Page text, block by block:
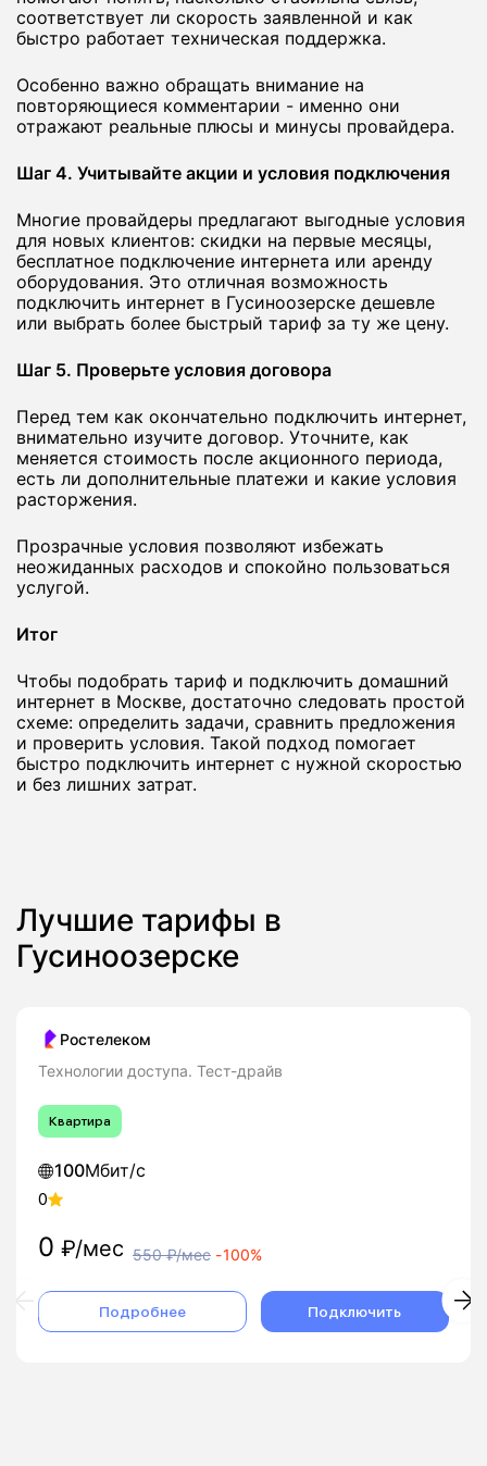
соответствует ли скорость заявленной и как
быстро работает техническая поддержка.
Особенно важно обращать внимание на
повторяющиеся комментарии - именно они
отражают реальные плюсы и минусы провайдера.
Шаг 4. Учитывайте акции и условия подключения
Многие провайдеры предлагают выгодные условия
для новых клиентов: скидки на первые месяцы,
бесплатное подключение интернета или аренду
оборудования. Это отличная возможность
подключить интернет в Гусиноозерске дешевле
или выбрать более быстрый тариф за ту же цену.
Шаг 5. Проверьте условия договора
Перед тем как окончательно подключить интернет,
внимательно изучите договор. Уточните, как
меняется стоимость после акционного периода,
есть ли дополнительные платежи и какие условия
расторжения.
Прозрачные условия позволяют избежать
неожиданных расходов и спокойно пользоваться
услугой.
Итог
Чтобы подобрать тариф и подключить домашний
интернет в Москве, достаточно следовать простой
схеме: определить задачи, сравнить предложения
и проверить условия. Такой подход помогает
быстро подключить интернет с нужной скоростью
и без лишних затрат.
Лучшие тарифы в
Гусиноозерске
Ростелеком
Технологии доступа. Тест-драйв
Квартира
100Мбит/с
0
0 ₽/мес 550₽/мес -100%
Подробнее Подключить